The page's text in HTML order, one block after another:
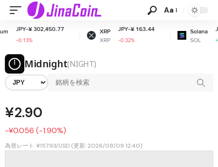
Aa
302,450.77 JPY-¥ 163.44
-0.32%
Solana
JPY-¥
+1.18%
Midnight(NIGHT)
¥2.90
-¥0.056 (-1.90%)
為替レート: ¥157.93/USD (更新: 2026/08/09 12:40)